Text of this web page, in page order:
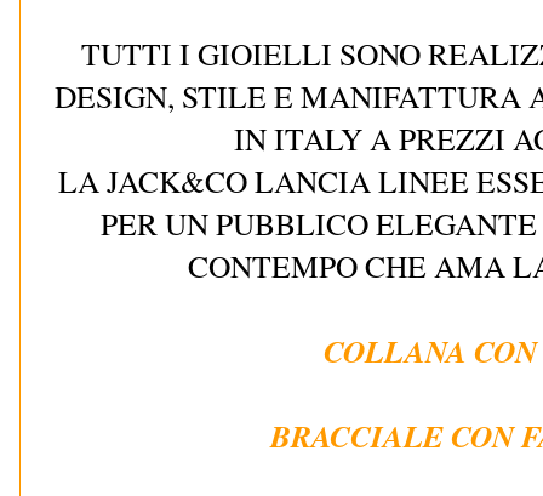
TUTTI I GIOIELLI SONO
DESIGN, STILE E MANIFATTURA
IN ITALY A PREZZI
LA JACK&CO LANCIA LINEE
PER UN PUBBLICO
CONTEMPO CHE AMA
COLLANA CON
BRACCIALE CON